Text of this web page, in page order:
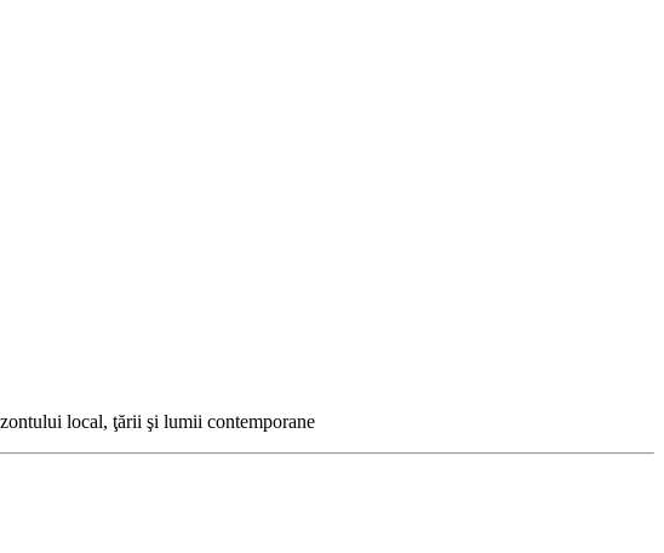
local, ţării şi lumii contemporane